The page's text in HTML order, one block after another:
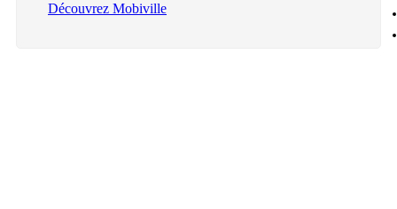
Découvrez Mobiville